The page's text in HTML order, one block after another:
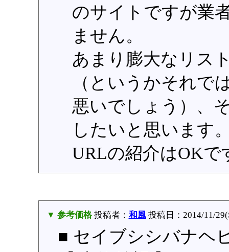
のサイトですが業
ません。
あまり膨大なリス
（というかそれで
悪いでしょう）、
したいと思います
URLの紹介はOKで
▼ 参考価格投稿者： 和風投稿日：2014/11/
■ セイブシシバナヘ